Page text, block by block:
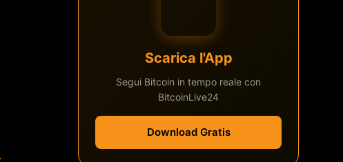
Scarica l'App
Segui Bitcoin in tempo reale con
BitcoinLive24
Download Gratis